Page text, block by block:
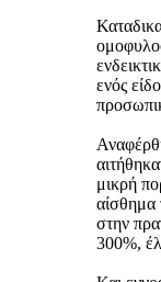
ενός
μικρή
αίσθημα
στην
300%,